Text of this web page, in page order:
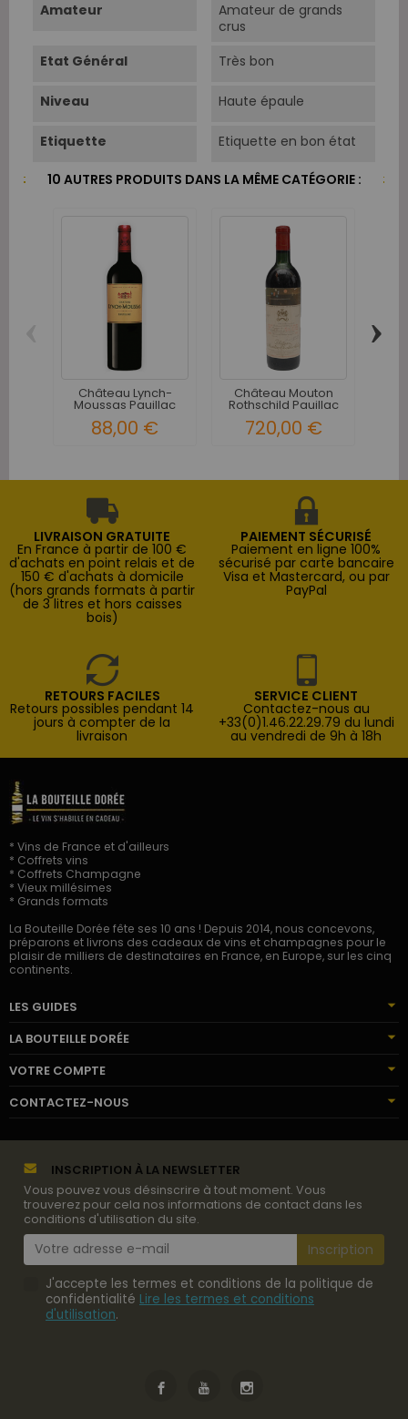
Amateur
Amateur de grands
crus
Etat Général
Très bon
Niveau Haute épaule
Etiquette Etiquette en bon état
10 AUTRES PRODUITS DANS LA MÊME CATÉGORIE :
Château Lynch-
Moussas Pauillac
88,00 €
Château Mouton
Rothschild Pauillac
720,00 €
›
LIVRAISON GRATUITE
En France à partir de 100 €
d'achats en point relais et de
150 € d'achats à domicile
(hors grands formats à partir
de 3 litres et hors caisses
bois)
PAIEMENT SÉCURISÉ
Paiement en ligne 100%
sécurisé par carte bancaire
Visa et Mastercard, ou par
PayPal
RETOURS FACILES
Retours possibles pendant 14
jours à compter de la
livraison
SERVICE CLIENT
Contactez-nous au
+33(0)1.46.22.29.79 du lundi
au vendredi de 9h à 18h
* Vins de France et d'ailleurs
* Coffrets vins
* Coffrets Champagne
* Vieux millésimes
* Grands formats
La Bouteille Dorée fête ses 10 ans ! Depuis 2014, nous concevons,
préparons et livrons des cadeaux de vins et champagnes pour le
plaisir de milliers de destinataires en France, en Europe, sur les cinq
continents.
LES GUIDES
LA BOUTEILLE DORÉE
VOTRE COMPTE
CONTACTEZ-NOUS
INSCRIPTION À LA NEWSLETTER
Vous pouvez vous désinscrire à tout moment. Vous
trouverez pour cela nos informations de contact dans les
conditions d'utilisation du site.
J'accepte les termes et conditions de la politique de
confidentialité Lire les termes et conditions
d'utilisation.